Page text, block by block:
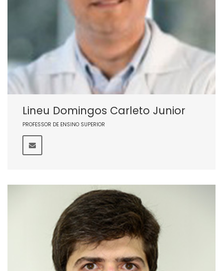
Lineu Domingos Carleto Junior
PROFESSOR DE ENSINO SUPERIOR